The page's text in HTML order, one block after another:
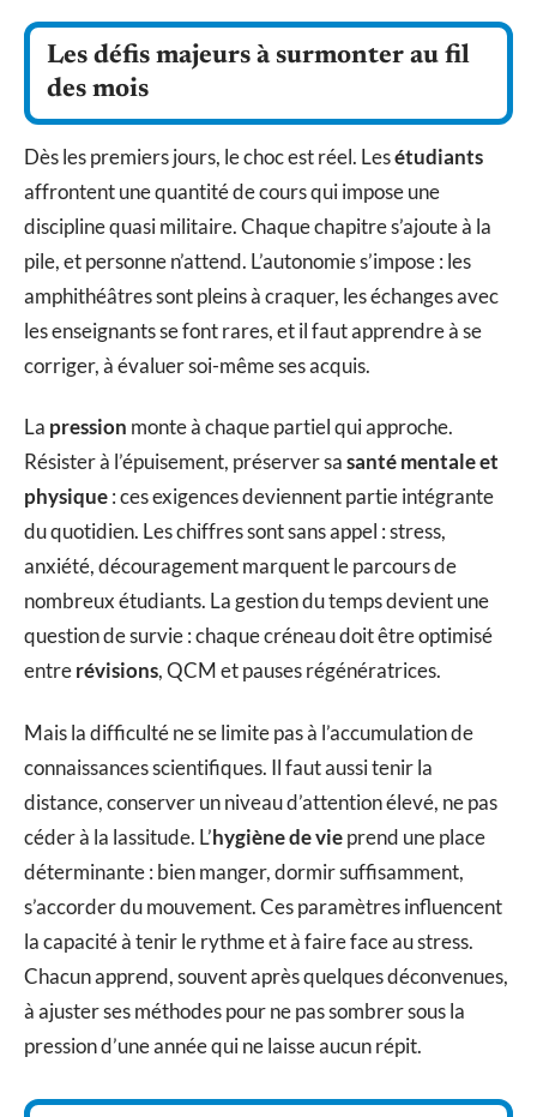
Les défis majeurs à surmonter au fil
des mois
Dès les premiers jours, le choc est réel. Lesétudiants
affrontent une quantité de cours qui impose une
discipline quasi militaire. Chaque chapitre s’ajoute à la
pile, et personne n’attend. L’autonomie s’impose : les
amphithéâtres sont pleins à craquer, les échanges avec
les enseignants se font rares, et il faut apprendre à se
corriger, à évaluer soi-même ses acquis.
La pression monte à chaque partiel qui approche.
Résister à l’épuisement, préserver sasanté mentale et
physique: ces exigences deviennent partie intégrante
du quotidien. Les chiffres sont sans appel : stress,
anxiété, découragement marquent le parcours de
nombreux étudiants. La gestion du temps devient une
question de survie : chaque créneau doit être optimisé
entrerévisions, QCM et pauses régénératrices.
Mais la difficulté ne se limite pas à l’accumulation de
connaissances scientifiques. Il faut aussi tenir la
distance, conserver un niveau d’attention élevé, ne pas
céder à la lassitude. L’hygiène de vieprend une place
déterminante : bien manger, dormir suffisamment,
s’accorder du mouvement. Ces paramètres influencent
la capacité à tenir le rythme et à faire face au stress.
Chacun apprend, souvent après quelques déconvenues,
à ajuster ses méthodes pour ne pas sombrer sous la
pression d’une année qui ne laisse aucun répit.